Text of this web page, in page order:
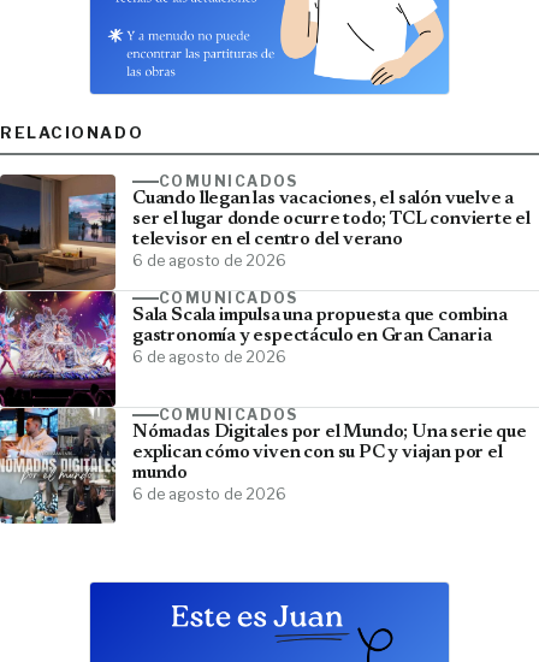
RELACIONADO
COMUNICADOS
Cuando llegan las vacaciones, el salón vuelve a
ser el lugar donde ocurre todo; TCL convierte el
televisor en el centro del verano
6 de agosto de 2026
COMUNICADOS
Sala Scala impulsa una propuesta que combina
gastronomía y espectáculo en Gran Canaria
6 de agosto de 2026
COMUNICADOS
Nómadas Digitales por el Mundo; Una serie que
explican cómo viven con su PC y viajan por el
mundo
6 de agosto de 2026